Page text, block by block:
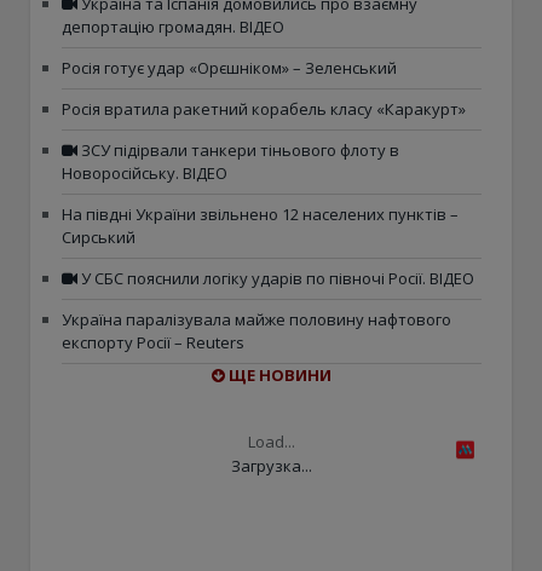
депортацію громадян. ВІДЕО
Росія готує удар «Орєшніком» – Зеленський
Росія вратила ракетний корабель класу «Каракурт»
ЗСУ підірвали танкери тіньового флоту в
Новоросійську. ВІДЕО
На півдні України звільнено 12 населених пунктів –
Сирський
У СБС пояснили логіку ударів по півночі Росії. ВІДЕО
Україна паралізувала майже половину нафтового
експорту Росії – Reuters
ЩЕ НОВИНИ
Load...
Загрузка...